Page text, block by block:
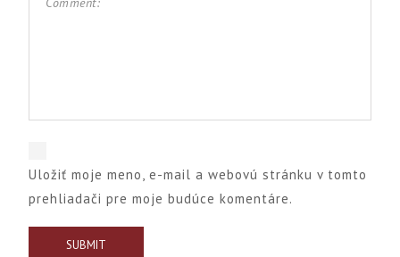
Uložiť moje meno, e-mail a webovú stránku v tomto
prehliadači pre moje budúce komentáre.